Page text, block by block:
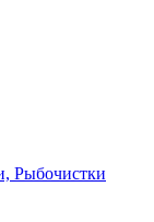
Рыбочистки